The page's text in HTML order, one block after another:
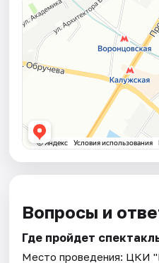
Вопросы и
Где пройдет
Место проведения: ЦКИ